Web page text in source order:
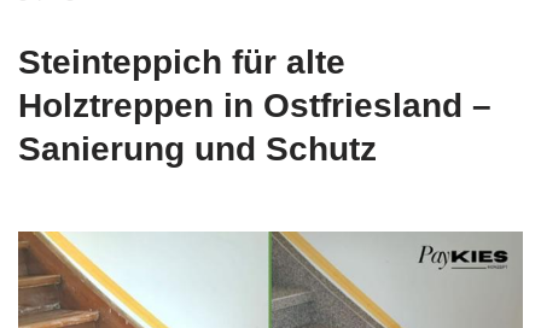
Steinteppich für alte
Holztreppen in Ostfriesland –
Sanierung und Schutz